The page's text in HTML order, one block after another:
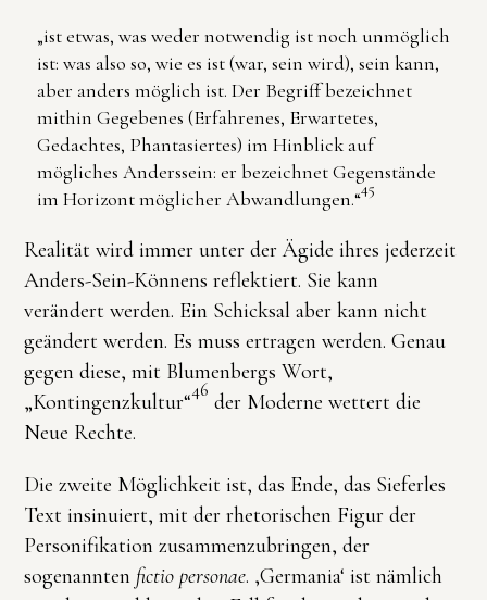
„ist etwas, was weder notwendig ist noch unmöglich
ist: was also so, wie es ist (war, sein wird), sein kann,
aber anders möglich ist. Der Begriff bezeichnet
mithin Gegebenes (Erfahrenes, Erwartetes,
Gedachtes, Phantasiertes) im Hinblick auf
mögliches Anderssein: er bezeichnet Gegenstände
im Horizont möglicher Abwandlungen.“45
Realität wird immer unter der Ägide ihres jederzeit
Anders-Sein-Könnens reflektiert. Sie kann
verändert werden. Ein Schicksal aber kann nicht
geändert werden. Es muss ertragen werden. Genau
gegen diese, mit Blumenbergs Wort,
„Kontingenzkultur“46 der Moderne wettert die
Neue Rechte.
Die zweite Möglichkeit ist, das Ende, das Sieferles
Text insinuiert, mit der rhetorischen Figur der
Personifikation zusammenzubringen, der
sogenannten fictio personae. ‚Germania‘ ist nämlich